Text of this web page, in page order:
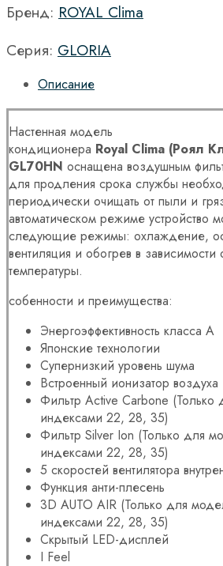
Бренд: ROYAL Clima
Серия: GLORIA
Описание
Настенная модель
кондиционера Royal Clima (Роял
GL70HN оснащена воздушным
для продления срока службы
периодически очищать от пыли и
автоматическом режиме устройство
следующие режимы: охлаждение,
вентиляция и обогрев в зависимости
температуры.
собенности и преимущества:
Энергоэффективность класса А
Японские технологии
Супернизкий уровень шума
Встроенный ионизатор воздуха
Фильтр Active Carbone
индексами 22, 28, 35)
Фильтр Silver Ion (Только для
индексами 22, 28, 35)
5 скоростей вентилятора
Функция анти-плесень
3D AUTO AIR (Только для
индексами 22, 28, 35)
Скрытый LED-дисплей
I Feel